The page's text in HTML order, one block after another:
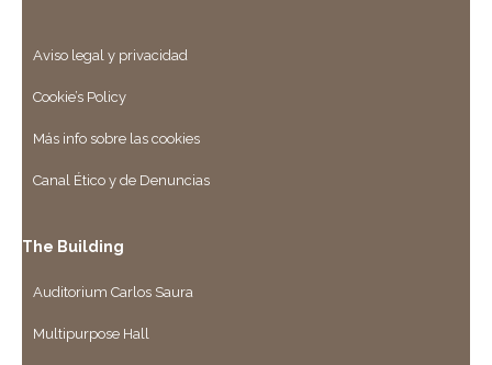
Aviso legal y privacidad
Cookie’s Policy
Más info sobre las cookies
Canal Ético y de Denuncias
The Building
Auditorium Carlos Saura
Multipurpose Hall